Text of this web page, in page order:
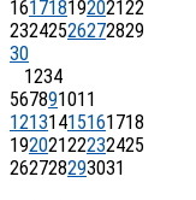
16171819202122
23242526272829
30
1234
567891011
12131415161718
19202122232425
262728293031